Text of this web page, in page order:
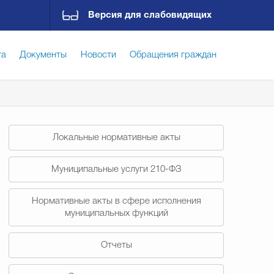
Версия для слабовидящих
Документы Новости Обращения граждан
комиссия Гостям Городского округа
Государственные организации информируют
Локальные нормативные акты
Муниципальные услуги 210-ФЗ
Нормативные акты в сфере исполнения
муниципальных функций
Отчеты